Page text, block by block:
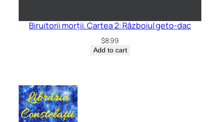
Biruitorii morții. Cartea 2: Războiul geto-dac
$8.99
Add to cart